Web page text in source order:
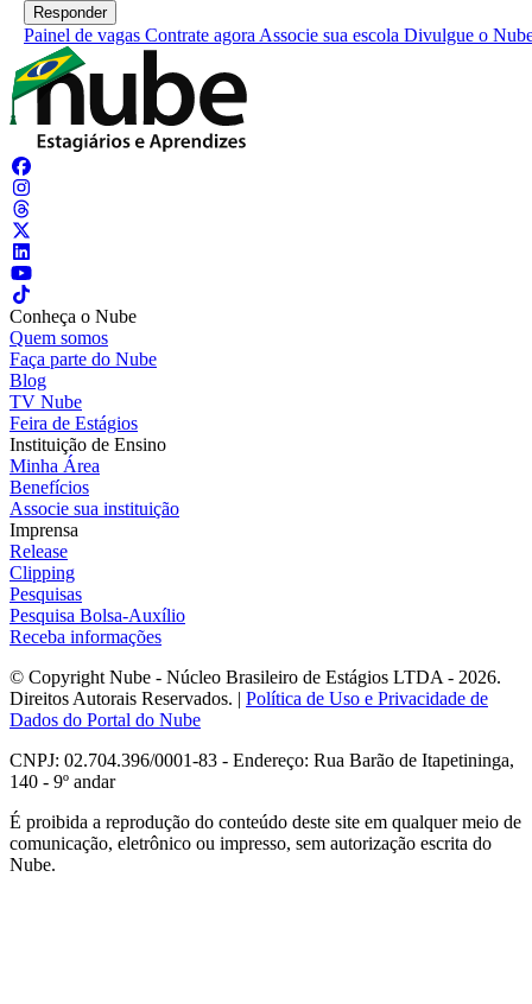
Painel de vagas Contrate agora Associe sua escola Divulgue o
Conheça o Nube
Quem somos
Faça parte do Nube
Blog
TV Nube
Feira de Estágios
Instituição de Ensino
Minha Área
Benefícios
Associe sua instituição
Imprensa
Release
Clipping
Pesquisas
Pesquisa Bolsa-Auxílio
Receba informações
© Copyright Nube - Núcleo Brasileiro de Estágios LTDA - 2026.
Direitos Autorais Reservados. | Política de Uso e Privacidade de
Dados do Portal do Nube
CNPJ: 02.704.396/0001-83 - Endereço: Rua Barão de Itapetininga,
140 - 9º andar
É proibida a reprodução do conteúdo deste site em qualquer meio de
comunicação, eletrônico ou impresso, sem autorização escrita do
Nube.